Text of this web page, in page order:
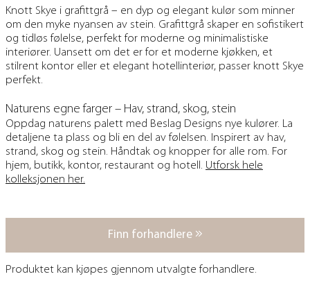
Knott Skye i grafittgrå – en dyp og elegant kulør som minner
om den myke nyansen av stein. Grafittgrå skaper en sofistikert
og tidløs følelse, perfekt for moderne og minimalistiske
interiører. Uansett om det er for et moderne kjøkken, et
stilrent kontor eller et elegant hotellinteriør, passer knott Skye
perfekt.
Naturens egne farger – Hav, strand, skog, stein
Oppdag naturens palett med Beslag Designs nye kulører. La
detaljene ta plass og bli en del av følelsen. Inspirert av hav,
strand, skog og stein. Håndtak og knopper for alle rom. For
hjem, butikk, kontor, restaurant og hotell. Utforsk hele
kolleksjonen her.
Finn forhandlere
Produktet kan kjøpes gjennom utvalgte forhandlere.